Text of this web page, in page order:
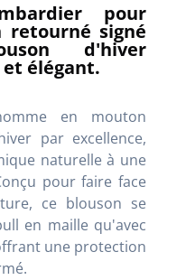
pour
retourné signé
d'hiver
élégant.
en mouton
par excellence,
naturelle à une
pour faire face
ce blouson se
en maille qu'avec
une protection